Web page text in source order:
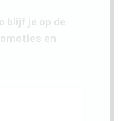
blijf je op de
en